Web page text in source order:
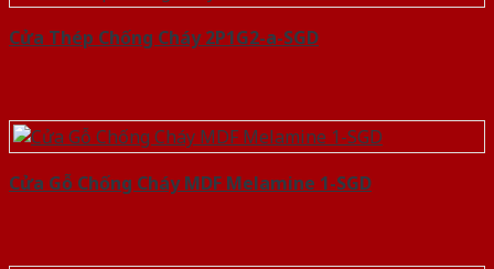
Cửa Thép Chống Cháy 2P1G2-a-SGD
Cửa Gỗ Chống Cháy MDF Melamine 1-SGD